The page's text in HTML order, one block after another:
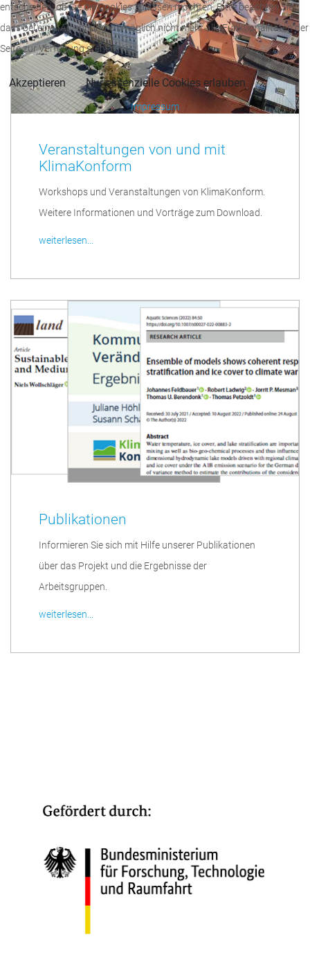
Veranstaltungen von und mit
KlimaKonform
Workshops und Veranstaltungen von KlimaKonform.
Weitere Informationen und Vorträge zum Download.
weiterlesen...
Publikationen
Informieren Sie sich mit Hilfe unserer Publikationen
über das Projekt und die Ergebnisse der
Arbeitsgruppen.
weiterlesen...
entscheiden, ob Sie die Cookies zulassen möchten. Bitte beachten Sie,
dass bei einer Ablehnung womöglich nicht mehr alle Funktionalitäten der
Seite zur Verfügung stehen.
Akzeptieren Nur essenzielle Cookies erlauben
Impressum